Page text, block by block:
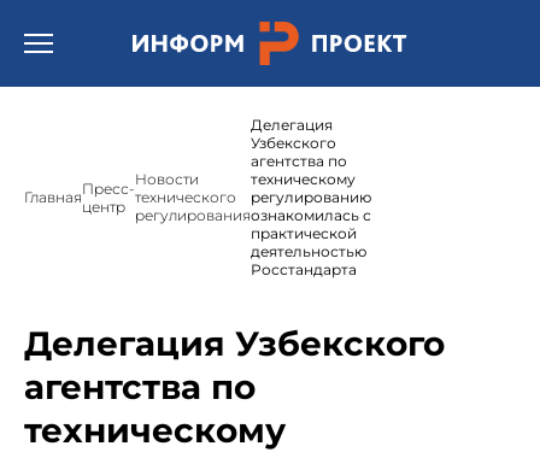
Открыть бургер меню.
ГлавнаяПресс-
центр
Новости
технического
регулирования
Делегация
Узбекского
агентства по
техническому
регулированию
ознакомилась с
практической
деятельностью
Росстандарта
Делегация Узбекского
агентства по
техническому